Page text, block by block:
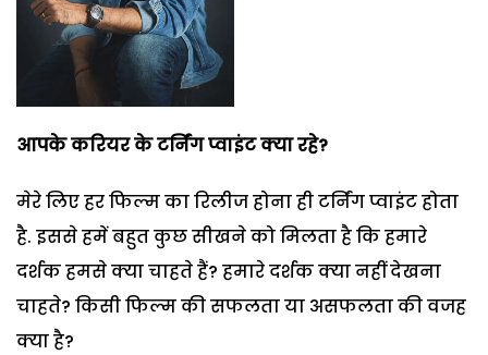
आपके करियर के टर्निंग प्वाइंट क्या रहे?
मेरे लिए हर फिल्म का रिलीज होना ही टर्निंग प्वाइंट होता
है. इससे हमें बहुत कुछ सीखने को मिलता है कि हमारे
दर्शक हमसे क्या चाहते हैं? हमारे दर्शक क्या नहीं देखना
चाहते? किसी फिल्म की सफलता या असफलता की वजह
क्या है?